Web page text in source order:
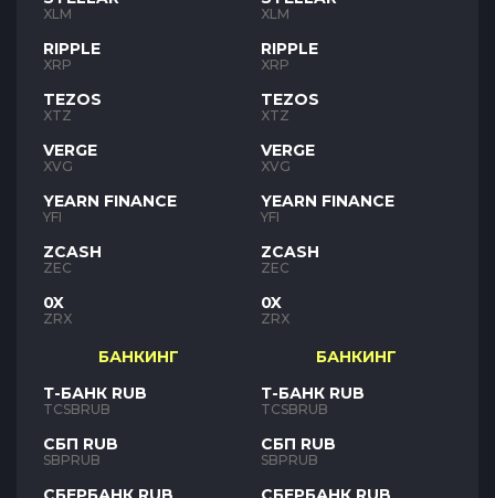
XLM
RIPPLE
XRP
TEZOS
XTZ
VERGE
XVG
YEARN FINANCE
YFI
ZCASH
ZEC
0X
ZRX
БАНКИНГ
Т-БАНК RUB
TCSBRUB
СБП RUB
SBPRUB
XLM
RIPPLE
XRP
TEZOS
XTZ
VERGE
XVG
YEARN FINANCE
YFI
ZCASH
ZEC
0X
ZRX
БАНКИНГ
Т-БАНК RUB
TCSBRUB
СБП RUB
SBPRUB